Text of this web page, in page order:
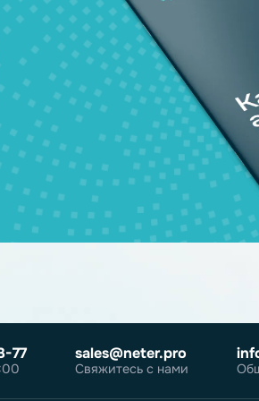
вопросы
каталог
и
в одном